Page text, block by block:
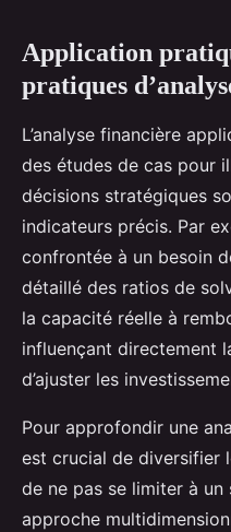
Application
pratiques
L’analyse financière
des études de cas pour
décisions stratégiques
indicateurs précis. Par
confrontée à un besoin
détaillé des ratios de
la capacité réelle à
influençant directement
d’ajuster les
Pour approfondir une
est crucial de diversifier
de ne pas se limiter à
approche